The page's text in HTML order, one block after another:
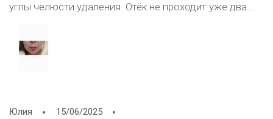
углы челюсти удаления. Отёк не проходит уже два
Юлия
15/06/2025